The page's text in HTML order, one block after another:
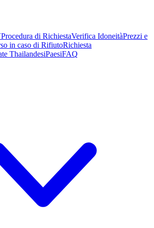
Procedura di RichiestaVerifica IdoneitàPrezzi e
in caso di RifiutoRichiesta
ThailandesiPaesiFAQ